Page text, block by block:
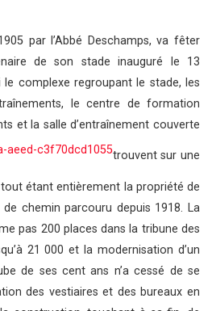
par l’Abbé Deschamps, va fêter
de son stade inauguré le 13
le complexe regroupant le stade, les
le centre de formation
et la salle d’entraînement couverte
trouvent sur une
étant entièrement la propriété de
de chemin parcouru depuis 1918. La
pas 200 places dans la tribune des
21 000 et la modernisation d’un
de ses cent ans n’a cessé de se
des vestiaires et des bureaux en